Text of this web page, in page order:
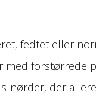
fedtet eller
med forstørrede
nørder, der